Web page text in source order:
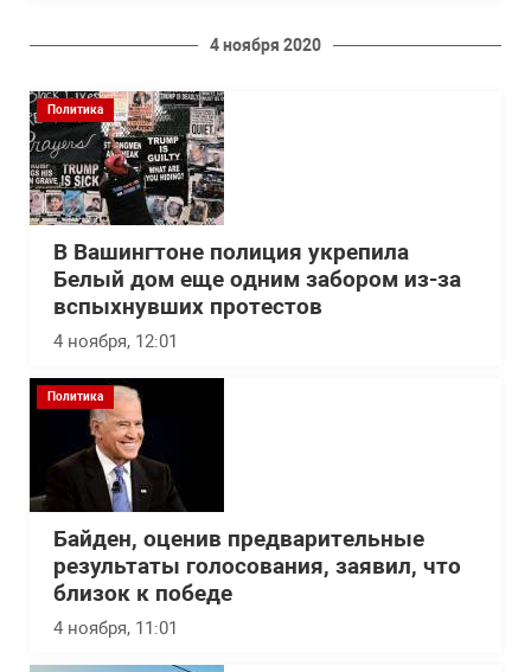
4 ноября 2020
Политика
В Вашингтоне полиция укрепила
Белый дом еще одним забором из-за
вспыхнувших протестов
4 ноября, 12:01
Политика
Байден, оценив предварительные
результаты голосования, заявил, что
близок к победе
4 ноября, 11:01